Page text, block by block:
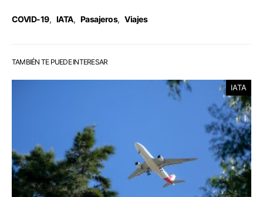
COVID-19, IATA, Pasajeros, Viajes
TAMBIÉN TE PUEDE INTERESAR
IATA